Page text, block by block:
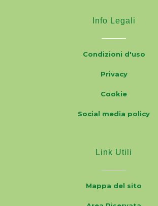
Info Legali
Condizioni d'uso
Privacy
Cookie
Social media policy
Link Utili
Mappa del sito